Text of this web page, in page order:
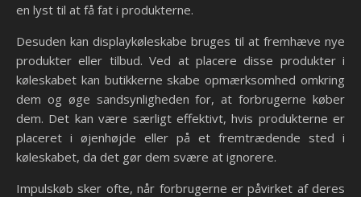
en lyst til at få fat i produkterne.
Desuden kan displaykøleskabe bruges til at fremhæve nye
produkter eller tilbud. Ved at placere disse produkter i
køleskabet kan butikkerne skabe opmærksomhed omkring
dem og øge sandsynligheden for, at forbrugerne køber
dem. Det kan være særligt effektivt, hvis produkterne er
placeret i øjenhøjde eller på et fremtrædende sted i
køleskabet, da det gør dem svære at ignorere.
Impulskøb sker ofte, når forbrugerne er påvirket af deres